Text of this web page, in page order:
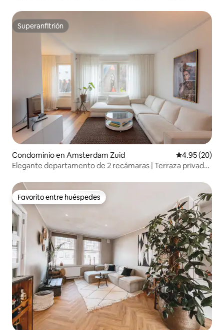
Superanfitrión
Superanfitrión
Condominio en Amsterdam Zuid Calificación
4.95 (20)
Elegante departamento de 2 recámaras | Terraza privada
Favorito entre huéspedes
Favorito entre huéspedes